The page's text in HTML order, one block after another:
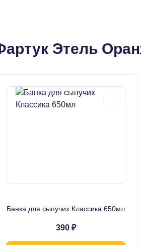
Этель
Банка для сыпучих Классика 650мл
390 ₽